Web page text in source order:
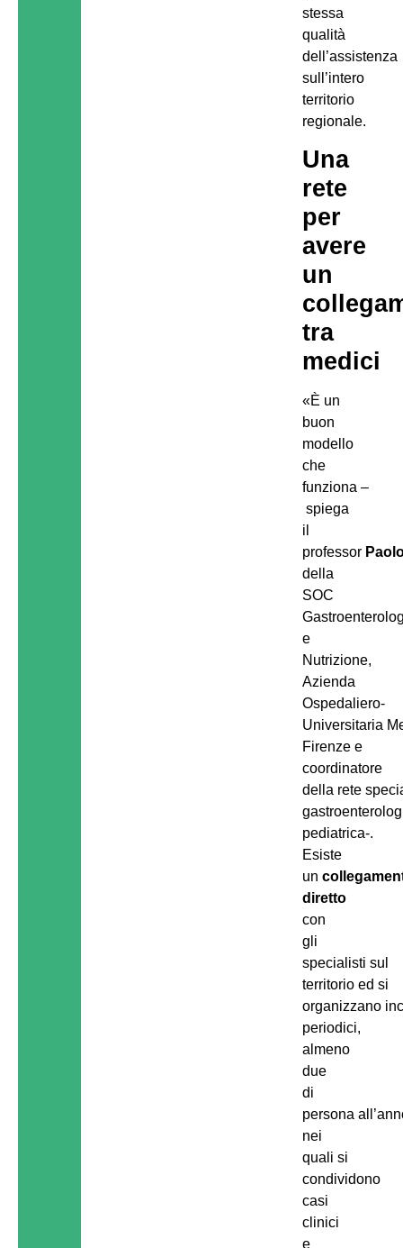
stessa
qualità
dell’assistenza
sull’intero
territorio
regionale.
Una
rete
per
avere
un
tra
medici
«È un
buon
modello
che
funziona –
spiega
il
professor
della
SOC
e
Nutrizione,
Azienda
Ospedaliero-
Universitaria
Firenze e
coordinatore
della rete
pediatrica-.
Esiste
un
diretto
con
gli
specialisti sul
territorio ed si
organizzano
periodici,
almeno
due
di
persona
nei
quali si
condividono
casi
clinici
e